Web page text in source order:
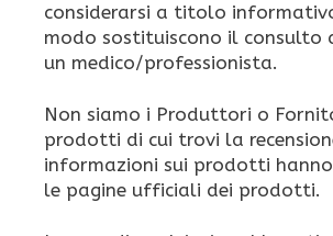
considerarsi a titolo
modo sostituiscono il consulto
un medico/professionista.
Non siamo i Produttori o
prodotti di cui trovi la
informazioni sui prodotti
le pagine ufficiali dei prodotti.